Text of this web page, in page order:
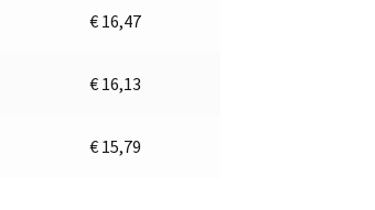
€ 16,47
€ 16,13
€ 15,79